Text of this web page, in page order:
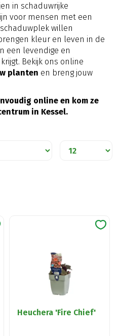
in schaduwrijke
voor mensen met een
willen
kleur en leven in de
een levendige en
Bekijk ons online
planten en breng jouw
online en kom ze
in Kessel.
Heuchera 'Fire Chief'